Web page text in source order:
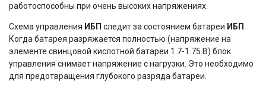
работоспособны при очень высоких напряжениях.
Схема управления ИБП следит за состоянием батареи ИБП
Когда батарея разряжается полностью (напряжение на
элементе свинцовой кислотной батареи 1.7-1.75 В) блок
управления снимает напряжение с нагрузки. Это необходимо
для предотвращения глубокого разряда батареи.